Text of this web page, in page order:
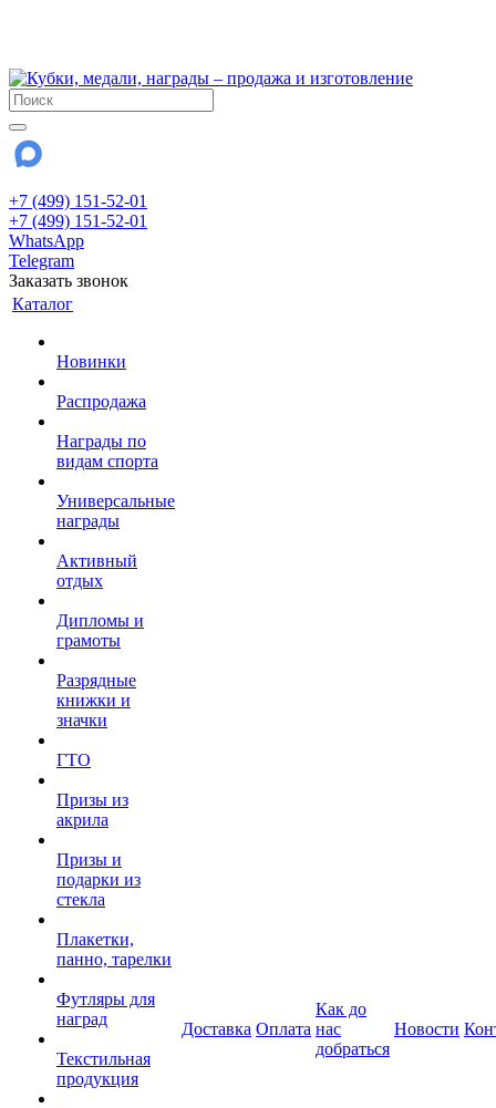
+7 (499) 151-52-01
+7 (499) 151-52-01
WhatsApp
Telegram
Заказать звонок
Каталог
Новинки
Распродажа
Награды по
видам спорта
Универсальные
награды
Активный
отдых
Дипломы и
грамоты
Разрядные
книжки и
значки
ГТО
Призы из
акрила
Призы и
подарки из
стекла
Плакетки,
панно, тарелки
Футляры для
наград
Текстильная
продукция
Доставка Оплата
Как до
нас
добраться
Новости